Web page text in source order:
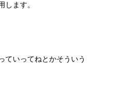
します。
ていってねとかそういう